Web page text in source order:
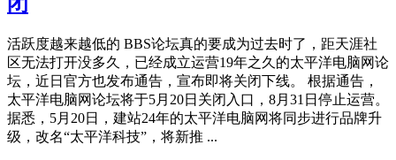
活跃度越来越低的 BBS论坛真的要成为过去时了，距天涯社
区无法打开没多久，已经成立运营19年之久的太平洋电脑网论
坛，近日官方也发布通告，宣布即将关闭下线。 根据通告，
太平洋电脑网论坛将于5月20日关闭入口，8月31日停止运营。
据悉，5月20日，建站24年的太平洋电脑网将同步进行品牌升
级，改名“太平洋科技”，将新推 ...